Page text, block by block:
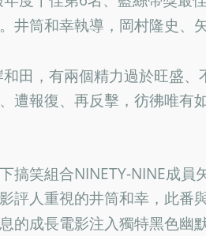
井筒和幸執導，岡村隆史、
田，有兩個精力過於旺盛
遭報復、再反擊，彷彿唯有
搞笑組合NINETY-NINE成
評人重視的井筒和幸，此番
的成長電影注入獨特黑色幽